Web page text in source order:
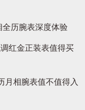
历腕表深度体验
红金正装表值得买
月相腕表值不值得入